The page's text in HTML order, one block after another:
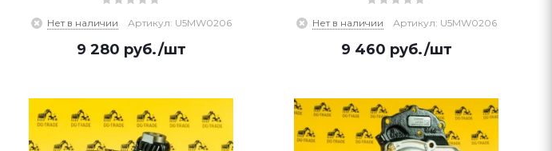
Нет в наличии Артикул: U5MW0206
9 280 руб./шт
Нет в наличии Артикул: U5MW0206
9 460 руб./шт